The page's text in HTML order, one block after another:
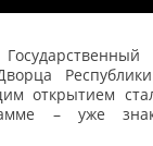
открытием
– уже